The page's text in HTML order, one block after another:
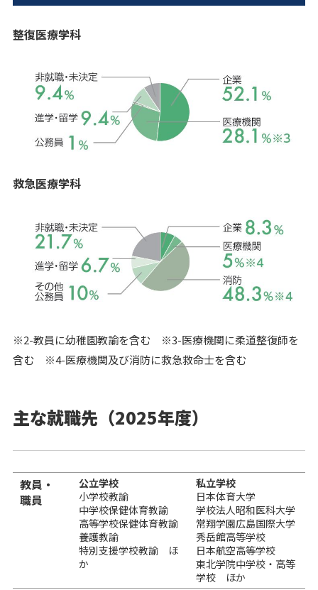
整復医療学科
救急医療学科
※2-教員に幼稚園教諭を含む ※3-医療機関に柔道整復師を
含む ※4-医療機関及び消防に救急救命士を含む
主な就職先（2025年度）
教員・
職員
公立学校
小学校教諭
中学校保健体育教諭
高等学校保健体育教諭
養護教諭
特別支援学校教諭 ほ
か
私立学校
日本体育大学
学校法人昭和医科大学
常翔学園広島国際大学
秀岳館高等学校
日本航空高等学校
東北学院中学校・高等
学校 ほか